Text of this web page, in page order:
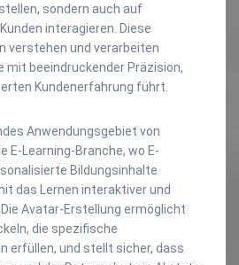
sondern auch auf
interagieren. Diese
verstehen und verarbeiten
mit beeindruckender Präzision,
Kundenerfahrung führt.
Anwendungsgebiet von
E-Learning-Branche, wo E-
Bildungsinhalte
das Lernen interaktiver und
Avatar-Erstellung ermöglicht
die spezifische
erfüllen, und stellt sicher, dass